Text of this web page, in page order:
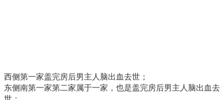
西侧第一家盖完房后男主人脑出血去世；
东侧南第一家第二家属于一家，也是盖完房后男主人脑出血去